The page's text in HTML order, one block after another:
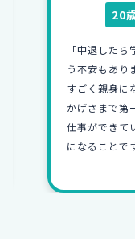
20
「中退した
う不安もあり
すごく親身に
かげさまで第
仕事ができて
になることで